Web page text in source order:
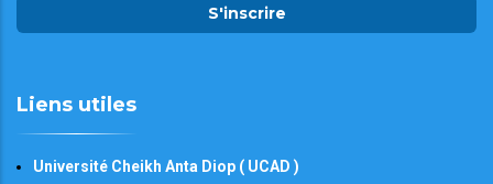
S'inscrire
Liens utiles
Université Cheikh Anta Diop ( UCAD )